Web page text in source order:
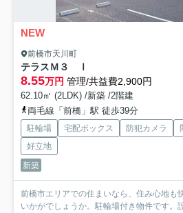
NEW
前橋市天川町
テラスＭ３ Ⅰ
8.55万円 管理/共益費2,900円
62.10㎡ (2LDK) /新築 /2階建
両毛線「前橋」駅 徒歩39分
駐輪場 宅配ボックス 防犯カメラ
好立地
新築
前橋市エリアでの住まいなら、住み心地
いかがでしょうか。駐輪場付き物件です。